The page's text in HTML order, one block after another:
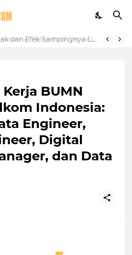
35 Manfaat Buah Salak dan Efek Sampingnya Lengkap
Cara Upload Ijin Operasional Sekolah di Vervalsp Secara Online
BUMN
Indonesia:
Engineer,
Digital
dan Data